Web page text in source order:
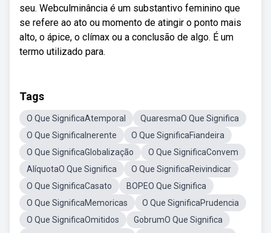
seu. Webculminância é um substantivo feminino que
se refere ao ato ou momento de atingir o ponto mais
alto, o ápice, o clímax ou a conclusão de algo. É um
termo utilizado para.
Tags
O Que SignificaAtemporal
QuaresmaO Que Significa
O Que SignificaInerente
O Que SignificaFiandeira
O Que SignificaGlobalização
O Que SignificaConvem
AlíquotaO Que Significa
O Que SignificaReivindicar
O Que SignificaCasato
BOPEO Que Significa
O Que SignificaMemoricas
O Que SignificaPrudencia
O Que SignificaOmitidos
GobrumO Que Significa